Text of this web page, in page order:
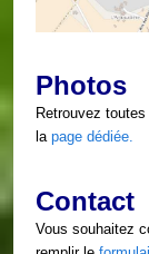
Photos
Retrouvez
la page dédiée.
Contact
Vous souhaitez